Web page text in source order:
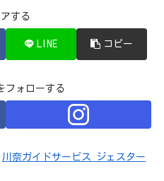
する
LINE コピー
フォローする
川奈ガイドサービス ジェスター